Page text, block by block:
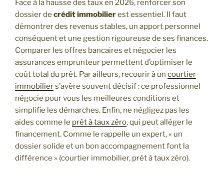
Face à la hausse des taux en 2026, renforcer son
dossier de crédit immobilierest essentiel. Il faut
démontrer des revenus stables, un apport personnel
conséquent et une gestion rigoureuse de ses finances.
Comparer les offres bancaires et négocier les
assurances emprunteur permettent d’optimiser le
coût total du prêt. Par ailleurs, recourir à un courtier
immobiliers’avère souvent décisif : ce professionnel
négocie pour vous les meilleures conditions et
simplifie les démarches. Enfin, ne négligez pas les
aides comme le prêt à taux zéro, qui peut alléger le
financement. Comme le rappelle un expert, « un
dossier solide et un bon accompagnement font la
différence » (courtier immobilier, prêt à taux zéro).